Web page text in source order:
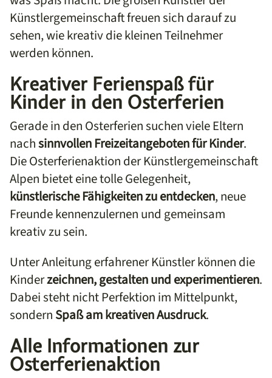
Künstlergemeinschaft freuen sich darauf zu
sehen, wie kreativ die kleinen Teilnehmer
werden können.
Kreativer Ferienspaß für
Kinder in den Osterferien
Gerade in den Osterferien suchen viele Eltern
nachsinnvollen Freizeitangeboten für Kinder.
Die Osterferienaktion der Künstlergemeinschaft
Alpen bietet eine tolle Gelegenheit,
künstlerische Fähigkeiten zu entdecken, neue
Freunde kennenzulernen und gemeinsam
kreativ zu sein.
Unter Anleitung erfahrener Künstler können die
Kinderzeichnen, gestalten und experimentieren.
Dabei steht nicht Perfektion im Mittelpunkt,
sondern Spaß am kreativen Ausdruck.
Alle Informationen zur
Osterferienaktion